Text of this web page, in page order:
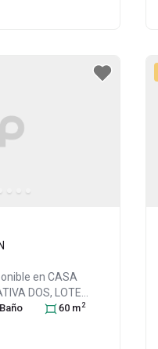
en CASA
DOS, LOTE
SIETE, CALLE
PONIENTE NÚ, Col.
Baño 60 m2